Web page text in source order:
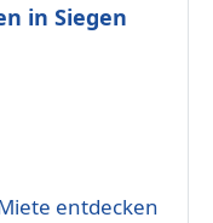
in Siegen
entdecken